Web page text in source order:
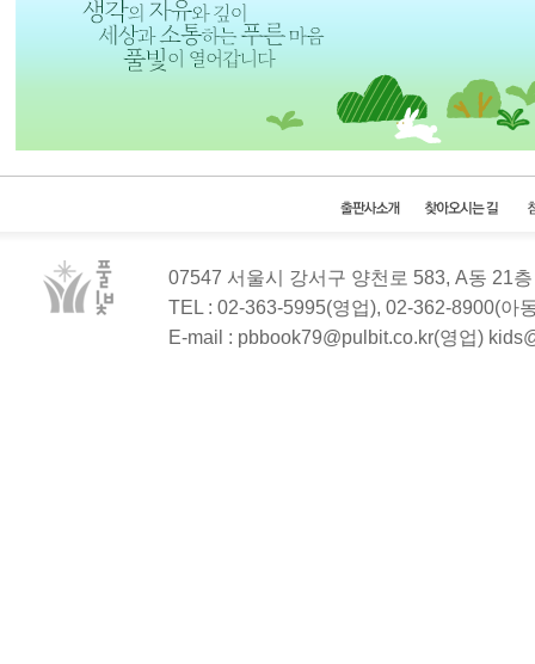
07547 서울시 강서구 양천로 583, A동 21
TEL : 02-363-5995(영업), 02-362-8900(아
E-mail : pbbook79@pulbit.co.kr(영업)